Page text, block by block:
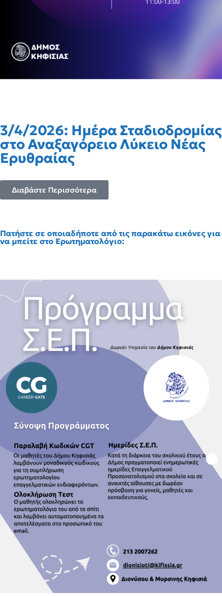
3/4/2026: Ημέρα Σταδιοδρομίας
στο Αναξαγόρειο Λύκειο Νέας
Ερυθραίας
Διαβάστε Περισσότερα
Πατήστε σε οποιαδήποτε από τις παρακάτω εικόνες για
να μπείτε στο Ερωτηματολόγιο: